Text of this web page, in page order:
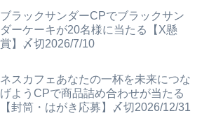
ブラックサンダーCPでブラックサン
ダーケーキが20名様に当たる【X懸
賞】〆切2026/7/10
ネスカフェあなたの一杯を未来につな
げようCPで商品詰め合わせが当たる
【封筒・はがき応募】〆切2026/12/31